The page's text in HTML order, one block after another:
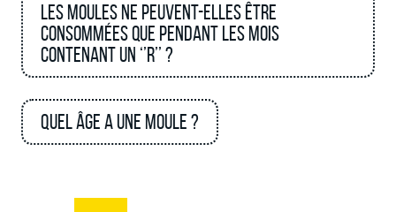
Les moules ne peuvent-elles être
consommées que pendant les mois
contenant un ‘’R’’ ?
Quel âge a une moule ?